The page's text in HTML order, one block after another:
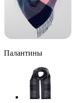
Палантины